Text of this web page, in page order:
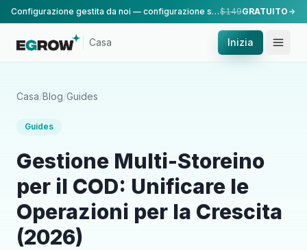
Configurazione gestita da noi — configurazione standard, eseguita dal nostro team.$149GRATUITO
Casa Inizia
Casa/Blog/Guides
Guides
Gestione Multi-Storeino
per il COD: Unificare le
Operazioni per la Crescita
(2026)